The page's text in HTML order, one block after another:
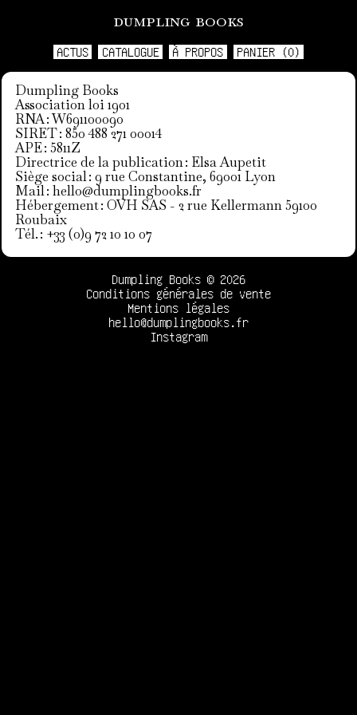
dumpling books
ACTUS CATALOGUE À PROPOS PANIER (0)
Dumpling Books
Association loi 1901
RNA : W691100090
SIRET : 850 488 271 00014
APE : 5811Z
Directrice de la publication : Elsa Aupetit
Siège social : 9 rue Constantine, 69001 Lyon
Mail : hello@dumplingbooks.fr
Hébergement : OVH SAS - 2 rue Kellermann 59100
Roubaix
Tél. : +33 (0)9 72 10 10 07
Dumpling Books © 2026
Conditions générales de vente
Mentions légales
hello@dumplingbooks.fr
Instagram